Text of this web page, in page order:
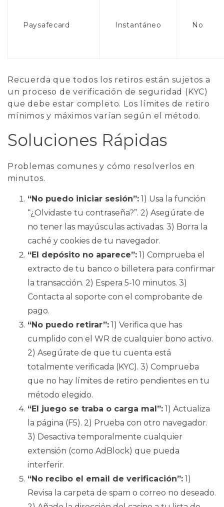
Paysafecard Instantáneo No
Recuerda que todos los retiros están sujetos a
un proceso de verificación de seguridad (KYC)
que debe estar completo. Los límites de retiro
mínimos y máximos varían según el método.
Soluciones Rápidas
Problemas comunes y cómo resolverlos en
minutos.
“No puedo iniciar sesión”: 1) Usa la función
“¿Olvidaste tu contraseña?”. 2) Asegúrate de
no tener las mayúsculas activadas. 3) Borra la
caché y cookies de tu navegador.
“El depósito no aparece”: 1) Comprueba el
extracto de tu banco o billetera para confirmar
la transacción. 2) Espera 5-10 minutos. 3)
Contacta al soporte con el comprobante de
pago.
“No puedo retirar”: 1) Verifica que has
cumplido con el WR de cualquier bono activo.
2) Asegúrate de que tu cuenta está
totalmente verificada (KYC). 3) Comprueba
que no hay límites de retiro pendientes en tu
método elegido.
“El juego se traba o carga mal”: 1) Actualiza
la página (F5). 2) Prueba con otro navegador.
3) Desactiva temporalmente cualquier
extensión (como AdBlock) que pueda
interferir.
“No recibo el email de verificación”: 1)
Revisa la carpeta de spam o correo no deseado.